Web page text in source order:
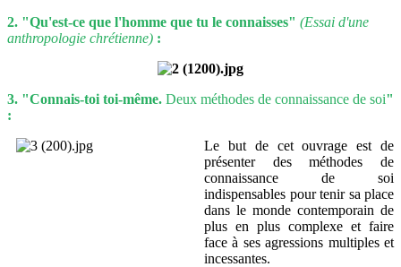
2. "Qu'est-ce que l'homme que tu le connaisses" (Essai d'une
anthropologie chrétienne) :
3. "Connais-toi toi-même. Deux méthodes de connaissance de soi"
:
Le but de cet ouvrage est de
présenter des méthodes de
connaissance de soi
indispensables pour tenir sa place
dans le monde contemporain de
plus en plus complexe et faire
face à ses agressions multiples et
incessantes.